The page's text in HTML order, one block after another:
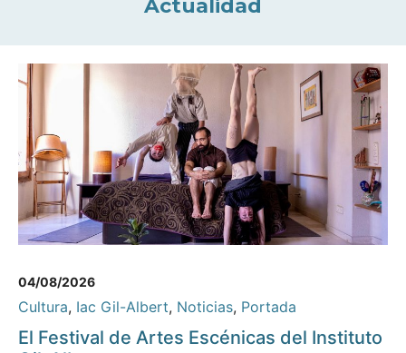
Actualidad
04/08/2026
Cultura, Iac Gil-Albert, Noticias, Portada
El Festival de Artes Escénicas del Instituto